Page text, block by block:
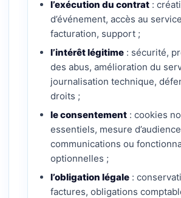
l’exécution du contrat :
d’événement, accès au
facturation, support ;
l’intérêt légitime : sécurité,
des abus, amélioration du
journalisation technique,
droits ;
le consentement : cookies
essentiels, mesure
communications ou
optionnelles ;
l’obligation légale :
factures, obligations